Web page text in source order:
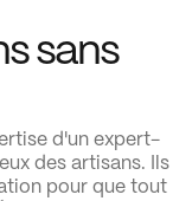
sans
d'un expert-
des artisans. Ils
pour que tout